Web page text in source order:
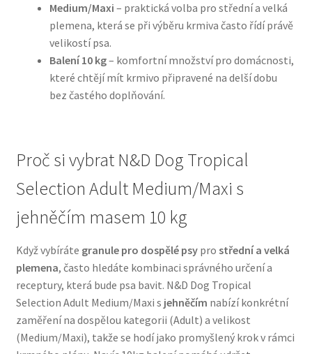
Pelíšky pro psy
Ortopedické pelíšky
Přepravky pro psy
Royal Canin pro psy
Veterinární dieta pro psy
Vodítka a obojky
Wolf of Wilderness
Medium/Maxi – praktická volba pro střední a velká
plemena, která se při výběru krmiva často řídí právě
velikostí psa.
Balení 10 kg– komfortní množství pro domácnosti,
které chtějí mít krmivo připravené na delší dobu
bez častého doplňování.
Proč si vybrat N&D Dog Tropical
Selection Adult Medium/Maxi s
jehněčím masem 10 kg
Když vybíráte granule pro dospělé psypro střední a velká
plemena, často hledáte kombinaci správného určení a
receptury, která bude psa bavit. N&D Dog Tropical
Selection Adult Medium/Maxi s jehněčím nabízí konkrétní
zaměření na dospělou kategorii (Adult) a velikost
(Medium/Maxi), takže se hodí jako promyšlený krok v rámci